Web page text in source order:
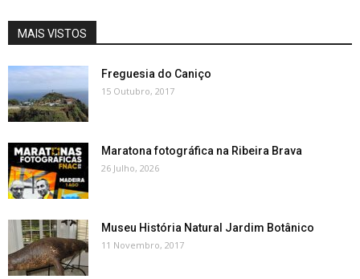
MAIS VISTOS
Freguesia do Caniço
15 Outubro, 2017
Maratona fotográfica na Ribeira Brava
26 Julho, 2026
Museu História Natural Jardim Botânico
11 Novembro, 2017